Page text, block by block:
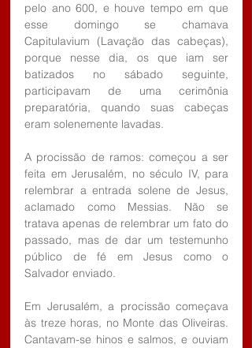
pelo ano 600, e houve tempo em que
esse domingo se chamava
Capitulavium (Lavação das cabeças),
porque nesse dia, os que iam ser
batizados no sábado seguinte,
participavam de uma cerimônia
preparatória, quando suas cabeças
eram solenemente lavadas.
A procissão de ramos: começou a ser
feita em Jerusalém, no século IV, para
relembrar a entrada solene de Jesus,
aclamado como Messias. Não se
tratava apenas de relembrar um fato do
passado, mas de dar um testemunho
público de fé em Jesus como o
Salvador enviado.
Em Jerusalém, a procissão começava
às treze horas, no Monte das Oliveiras.
Cantavam-se hinos e salmos, e ouviam